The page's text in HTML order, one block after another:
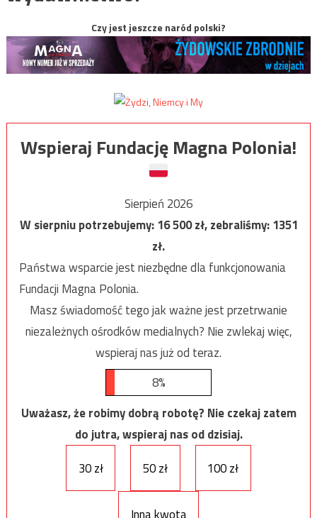
Czy jest jeszcze naród polski?
Wspieraj Fundację Magna Polonia!
Sierpień 2026
W sierpniu potrzebujemy:16 500zł, zebraliśmy:1351
zł.
Państwa wsparcie jest niezbędne dla funkcjonowania
Fundacji Magna Polonia.
Masz świadomość tego jak ważne jest przetrwanie
niezależnych ośrodków medialnych? Nie zwlekaj więc,
wspieraj nas już od teraz.
8%
Uważasz, że robimy dobrą robotę? Nie czekaj zatem
do jutra, wspieraj nas od dzisiaj.
30 zł
50 zł 100 zł